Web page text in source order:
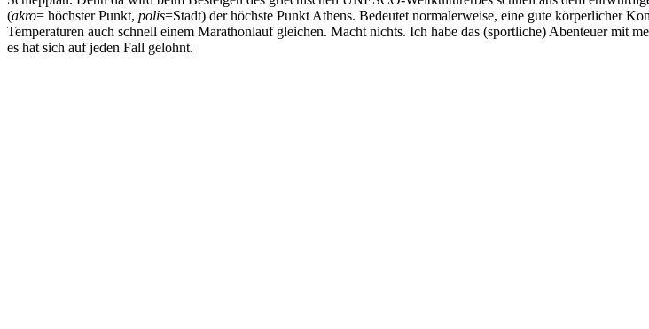
(akro= höchster Punkt, polis=Stadt) der höchste Punkt Athens. Bedeutet normalerweise, eine gute körperlicher
Temperaturen auch schnell einem Marathonlauf gleichen. Macht nichts. Ich habe das (sportliche) Abenteuer mit
es hat sich auf jeden Fall gelohnt.